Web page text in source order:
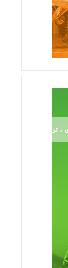
ترڨية